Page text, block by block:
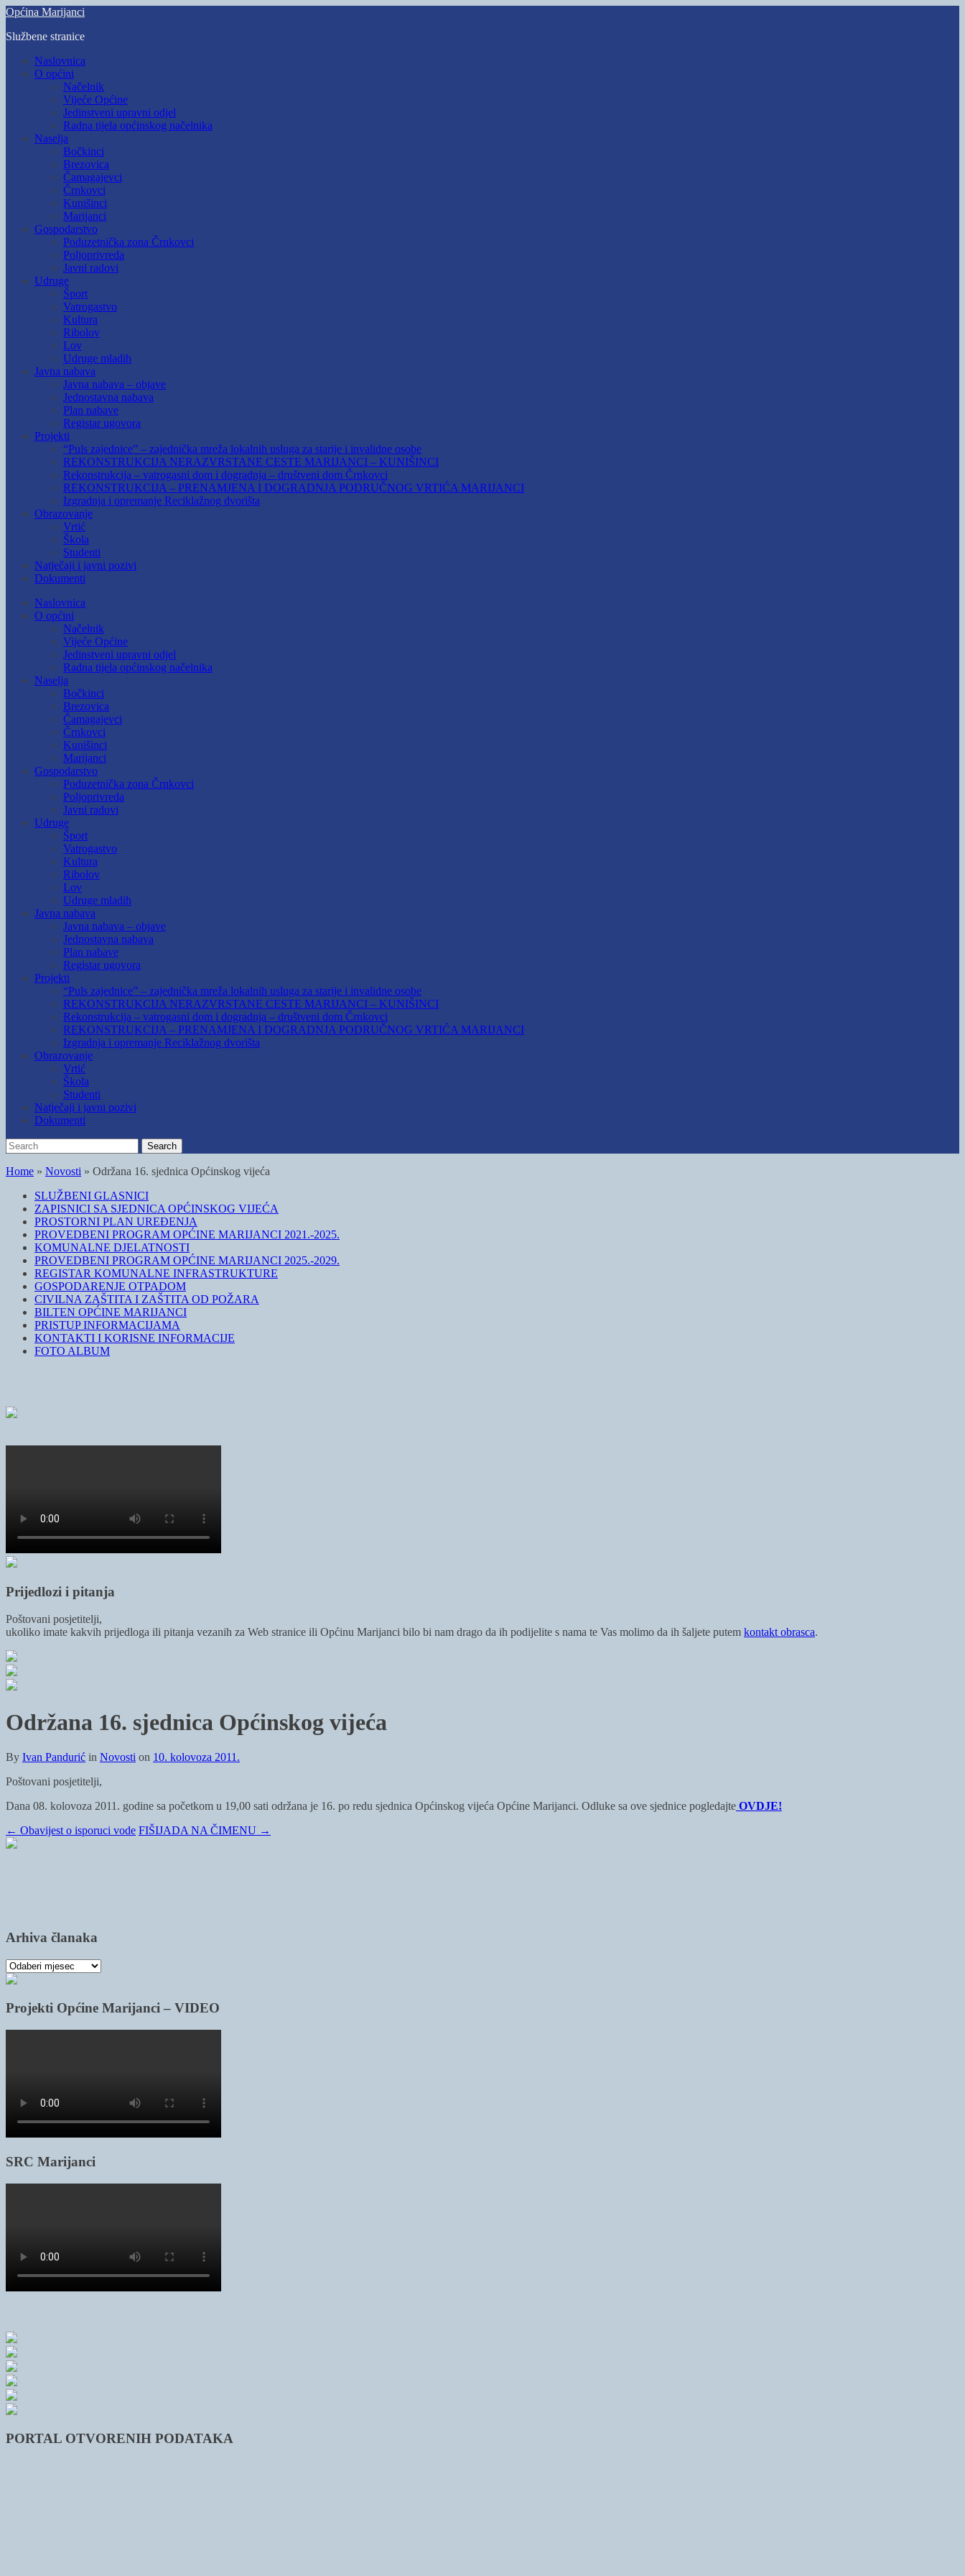
Skip
main
Općina Marijanci
Službene stranice
Toggle
mobile
Naslovnica
O općini
Načelnik
Vijeće Općine
Jedinstveni upravni odjel
Radna tijela općinskog načelnika
Naselja
Bočkinci
Brezovica
Čamagajevci
Črnkovci
Kunišinci
Marijanci
Gospodarstvo
Poduzetnička zona Črnkovci
Poljoprivreda
Javni radovi
Udruge
Šport
Vatrogastvo
Kultura
Ribolov
Lov
Udruge mladih
Javna nabava
Javna nabava – objave
Jednostavna nabava
Plan nabave
Registar ugovora
Projekti
“Puls zajednice” – zajednička mreža lokalnih usluga za starije i invalidne osobe
REKONSTRUKCIJA NERAZVRSTANE CESTE MARIJANCI – KUNIŠINCI
Rekonstrukcija – vatrogasni dom i dogradnja – društveni dom Črnkovci
REKONSTRUKCIJA – PRENAMJENA I DOGRADNJA PODRUČNOG VRTIĆA MARIJANCI
Izgradnja i opremanje Reciklažnog dvorišta
Obrazovanje
Vrtić
Škola
Studenti
Natječaji i javni pozivi
Dokumenti
Naslovnica
O općini
Načelnik
Vijeće Općine
Jedinstveni upravni odjel
Radna tijela općinskog načelnika
Naselja
Bočkinci
Brezovica
Čamagajevci
Črnkovci
Kunišinci
Marijanci
Gospodarstvo
Poduzetnička zona Črnkovci
Poljoprivreda
Javni radovi
Udruge
Šport
Vatrogastvo
Kultura
Ribolov
Lov
Udruge mladih
Javna nabava
Javna nabava – objave
Jednostavna nabava
Plan nabave
Registar ugovora
Projekti
“Puls zajednice” – zajednička mreža lokalnih usluga za starije i invalidne osobe
REKONSTRUKCIJA NERAZVRSTANE CESTE MARIJANCI – KUNIŠINCI
Rekonstrukcija – vatrogasni dom i dogradnja – društveni dom Črnkovci
REKONSTRUKCIJA – PRENAMJENA I DOGRADNJA PODRUČNOG VRTIĆA MARIJANCI
Izgradnja i opremanje Reciklažnog dvorišta
Obrazovanje
Vrtić
Škola
Studenti
Natječaji i javni pozivi
Dokumenti
Search
for:
Search
Home » Novosti » Održana 16. sjednica Općinskog vijeća
SLUŽBENI GLASNICI
ZAPISNICI SA SJEDNICA OPĆINSKOG VIJEĆA
PROSTORNI PLAN UREĐENJA
PROVEDBENI PROGRAM OPĆINE MARIJANCI 2021.-2025.
KOMUNALNE DJELATNOSTI
PROVEDBENI PROGRAM OPĆINE MARIJANCI 2025.-2029.
REGISTAR KOMUNALNE INFRASTRUKTURE
GOSPODARENJE OTPADOM
CIVILNA ZAŠTITA I ZAŠTITA OD POŽARA
BILTEN OPĆINE MARIJANCI
PRISTUP INFORMACIJAMA
KONTAKTI I KORISNE INFORMACIJE
FOTO ALBUM
Prijedlozi i pitanja
Poštovani posjetitelji,
ukoliko imate kakvih prijedloga ili pitanja vezanih za Web stranice ili Općinu Marijanci bilo bi nam drago da ih podijelite s nama te Vas molimo da ih šaljete putem kontakt obrasca.
Održana 16. sjednica Općinskog vijeća
By Ivan Pandurić in Novosti on 10. kolovoza 2011.
Poštovani posjetitelji,
Dana 08. kolovoza 2011. godine sa početkom u 19,00 sati održana je 16. po redu sjednica Općinskog vijeća Općine Marijanci. Odluke sa ove sjednice pogledajte OVDJE!
← Obavijest o isporuci vode FIŠIJADA NA ČIMENU →
Arhiva članaka
Arhiva
članaka
Projekti Općine Marijanci – VIDEO
SRC Marijanci
PORTAL OTVORENIH PODATAKA